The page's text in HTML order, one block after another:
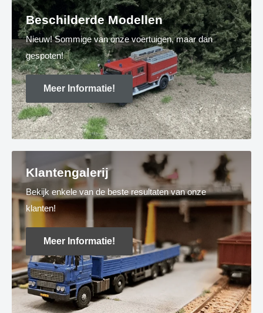
Beschilderde Modellen
Nieuw! Sommige van onze voertuigen, maar dan
gespoten!
Meer Informatie!
Klantengalerij
Bekijk enkele van de beste resultaten van onze
klanten!
Meer Informatie!